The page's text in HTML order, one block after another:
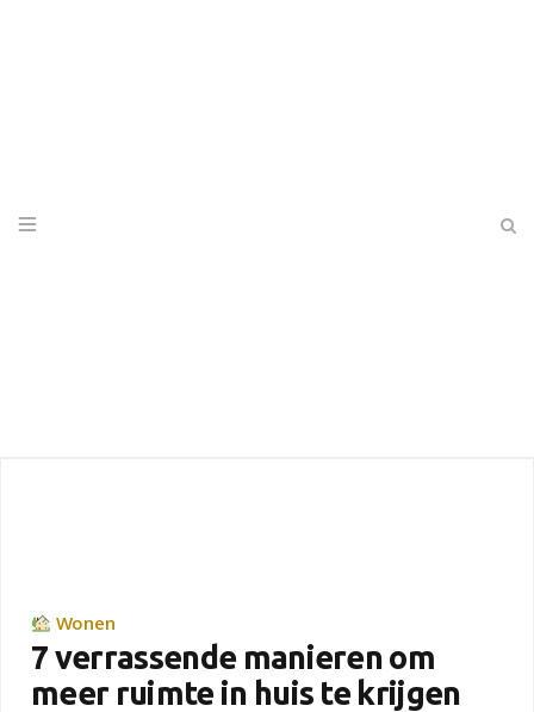
Wonen
7 verrassende manieren om
meer ruimte in huis te krijgen